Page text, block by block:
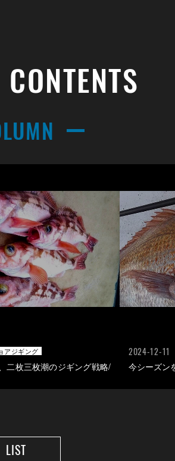
アジギング
二枚三枚潮のジギング戦略/
2024-12-11
今シーズン
LIST